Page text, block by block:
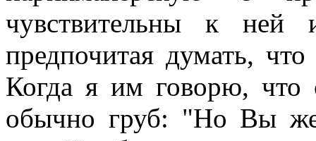
чувствительны к
предпочитая думать,
Когда я им говорю, что
обычно груб: "Но Вы